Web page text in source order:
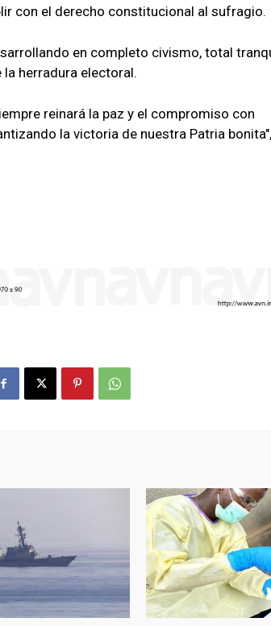
con el derecho constitucional al sufragio.
en completo civismo, total
herradura electoral.
reinará la paz y el compromiso con
la victoria de nuestra Patria bonita",